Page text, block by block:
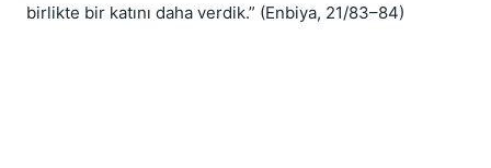
birlikte bir katını daha verdik.” (Enbiya, 21/83–84)